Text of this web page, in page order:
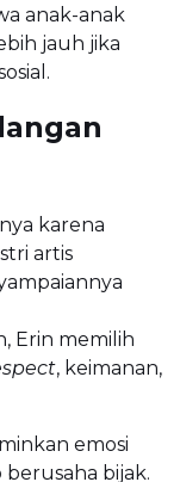
anak-anak
jauh jika
karena
artis
Erin memilih
, keimanan,
emosi
bijak.